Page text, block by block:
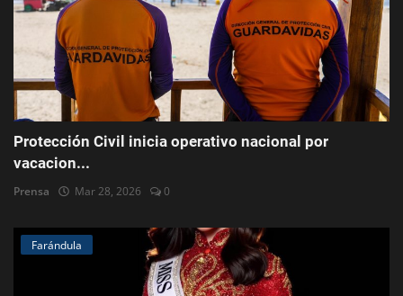
Protección Civil inicia operativo nacional por
vacacion...
Prensa Mar 28, 2026 0
Farándula